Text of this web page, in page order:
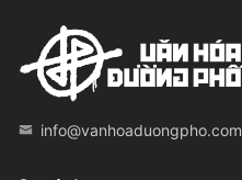
info@vanhoaduongpho.com